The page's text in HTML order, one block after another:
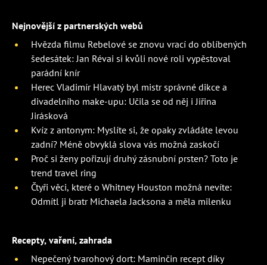
Nejnovější z partnerských webů
Hvězda filmu Rebelové se znovu vrací do oblíbených
šedesátek: Jan Révai si kvůli nové roli vypěstoval
parádní knír
Herec Vladimír Hlavatý byl mistr správné dikce a
divadelního make-upu: Učila se od něj i Jiřina
Jirásková
Kvíz z antonym: Myslíte si, že opaky zvládáte levou
zadní? Méně obvyklá slova vás možná zaskočí
Proč si ženy pořizují druhý zásnubní prsten? Toto je
trend travel ring
Čtyři věci, které o Whitney Houston možná nevíte:
Odmítl ji bratr Michaela Jacksona a měla milenku
Recepty, vaření, zahrada
Nepečený tvarohový dort: Maminčin recept díky